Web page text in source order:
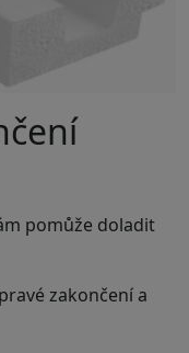
pomůže doladit
zakončení a